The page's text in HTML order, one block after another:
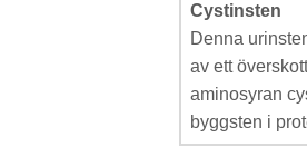
Cystinsten
Denna
av ett
aminosyran
byggsten i